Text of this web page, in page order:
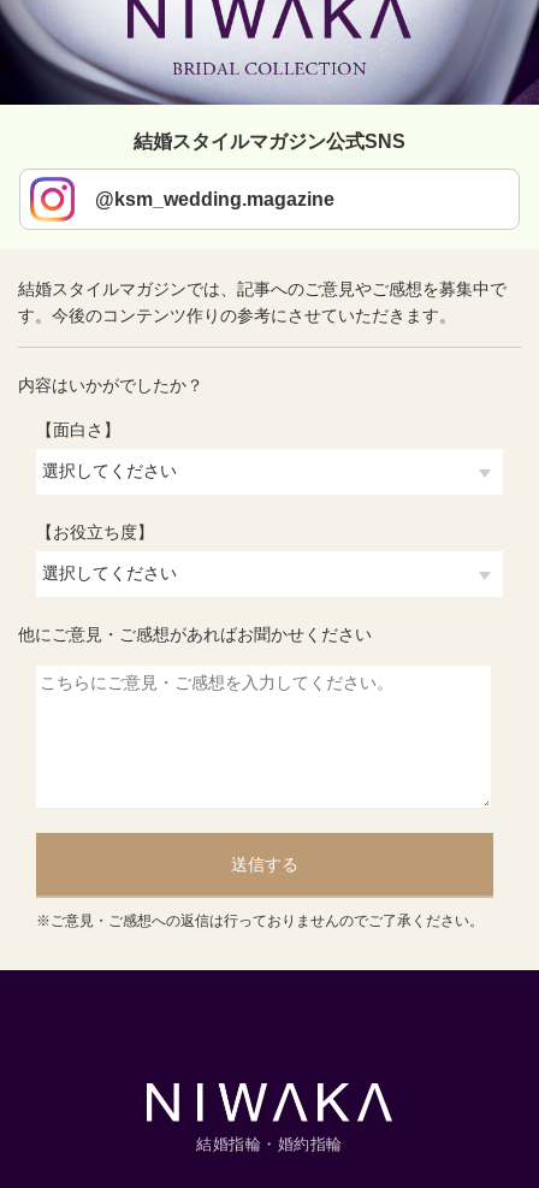
結婚スタイルマガジン公式SNS
@ksm_wedding.magazine
結婚スタイルマガジンでは、記事へのご意見やご感想を募集中で
す。今後のコンテンツ作りの参考にさせていただきます。
内容はいかがでしたか？
【面白さ】
【お役立ち度】
他にご意見・ご感想があればお聞かせください
送信する
※ご意見・ご感想への返信は行っておりませんのでご了承ください。
結婚指輪・婚約指輪